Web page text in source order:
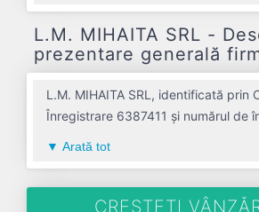
L.M. MIHAITA SRL -
prezentare generală
L.M. MIHAITA SRL, identificată prin
Înregistrare 6387411 și numărul de
produse nealimentare avand codul
Arată tot
CREȘTEȚI